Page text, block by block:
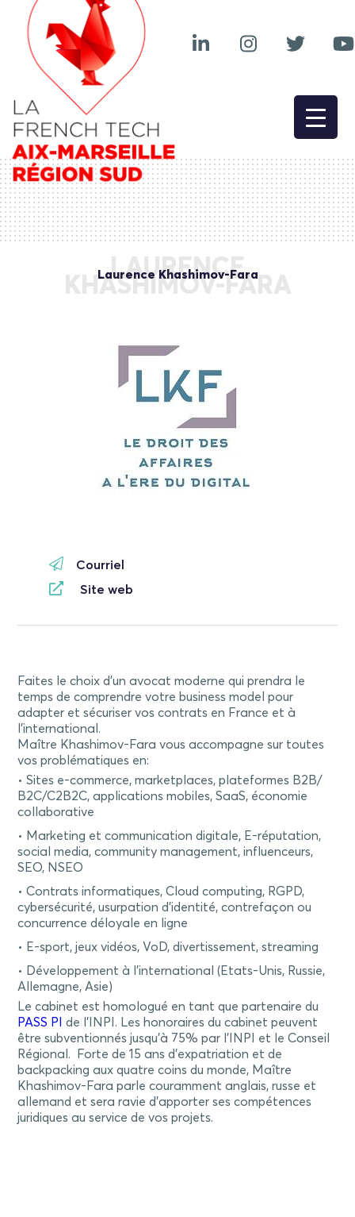
LAURENCE
KHASHIMOV-FARA
Laurence Khashimov-Fara
Courriel
Site web
Faites le choix d’un avocat moderne qui prendra le
temps de comprendre votre business model pour
adapter et sécuriser vos contrats en France et à
l’international.
Maître Khashimov-Fara vous accompagne sur toutes
vos problématiques en:
Sites e-commerce, marketplaces, plateformes B2B/
B2C/C2B2C, applications mobiles, SaaS, économie
collaborative
Marketing et communication digitale, E-réputation,
social media, community management, influenceurs,
SEO, NSEO
Contrats informatiques, Cloud computing, RGPD,
cybersécurité, usurpation d’identité, contrefaçon ou
concurrence déloyale en ligne
E-sport, jeux vidéos, VoD, divertissement, streaming
Développement à l’international (Etats-Unis, Russie,
Allemagne, Asie)
Le cabinet est homologué en tant que partenaire du
PASS PI
de l’INPI. Les honoraires du cabinet peuvent
être subventionnés jusqu’à 75% par l’INPI et le Conseil
Régional. Forte de 15 ans d’expatriation et de
backpacking aux quatre coins du monde, Maître
Khashimov-Fara parle couramment anglais, russe et
allemand et sera ravie d’apporter ses compétences
juridiques au service de vos projets.